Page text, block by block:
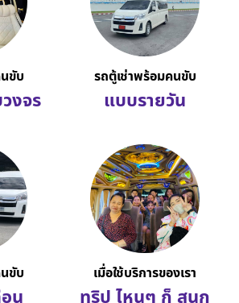
ขับ
งจร
รถตู้เช่าพร้อมคนขับ
แบบรายวัน
ขับ เมื่อใช้บริการของเรา